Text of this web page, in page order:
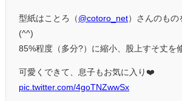
型紙はことろ（ @cotoro_net）さんのもの
(^^)
85%程度（多分?）に縮小、股上すそ丈を
可愛くできて、息子もお気に入り❤️
pic.twitter.com/4goTNZwwSx